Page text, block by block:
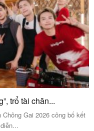
trổ tài chăn...
Gai 2026 công bố kết